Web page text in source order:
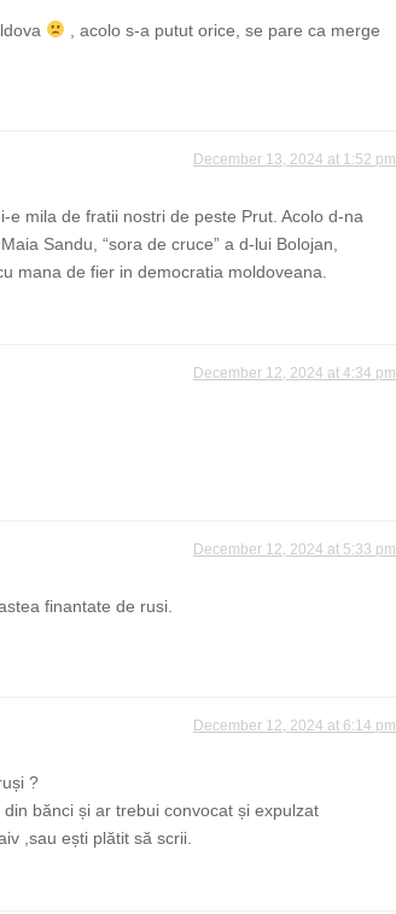
, acolo s-a putut orice, se pare ca merge
December 13, 2024 at 1:52 pm
e mila de fratii nostri de peste Prut. Acolo d-na
Sandu, “sora de cruce” a d-lui Bolojan,
mana de fier in democratia moldoveana.
December 12, 2024 at 4:34 pm
December 12, 2024 at 5:33 pm
finantate de rusi.
December 12, 2024 at 6:14 pm
?
bănci și ar trebui convocat și expulzat
,sau ești plătit să scrii.